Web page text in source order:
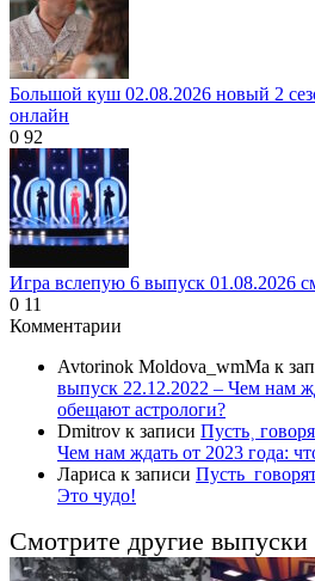
Большой куш 02.08.2026 новый 2
онлайн
0 92
Игра вслепую 6 выпуск 01.08.2026
0 11
Комментарии
Avtorinok Moldova_wmMa к
выпуск 22.12.2022 – Чем нам
обещают астрологи?
Dmitrov к записи Пусть˲
Чем нам ждать от 2023 года:
Лариса к записи
Это чудо!
Смотрите другие выпуски